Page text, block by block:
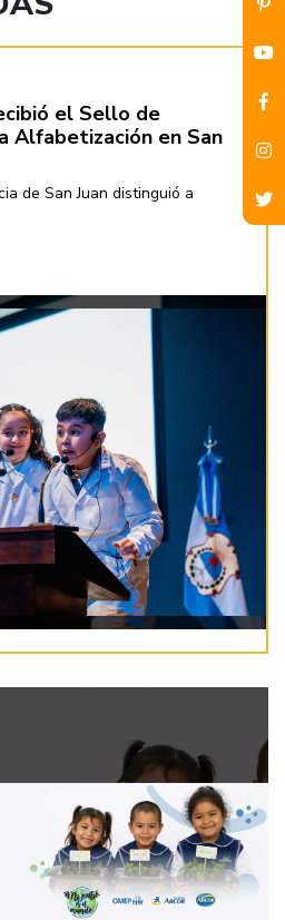
el Sello de
Alfabetización en San
de San Juan distinguió a